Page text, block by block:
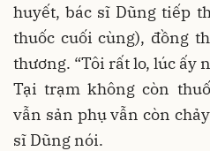
huyết, bác sĩ Dũng tiếp
thuốc cuối cùng), đồng
thương. “Tôi rất lo, lúc ấy
Tại trạm không còn
vẫn sản phụ vẫn còn
sĩ Dũng nói.